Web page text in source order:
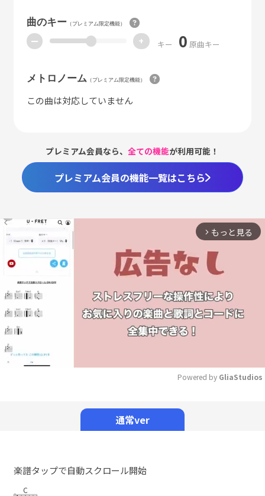
曲のキー（プレミアム限定機能）
ー + キー 0 原曲キー
メトロノーム （プレミアム限定機能）
この曲は対応していません
プレミアム会員なら、全ての機能が利用可能！
プレミアム会員の機能一覧はこちら
arrow_forward_ios もっと見る
Powered by GliaStudios
通常ver
楽譜タップで自動スクロール開始
C